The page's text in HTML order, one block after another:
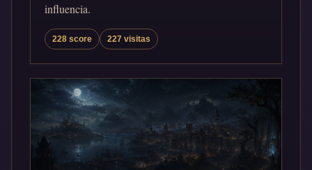
influencia.
228 score 227 visitas